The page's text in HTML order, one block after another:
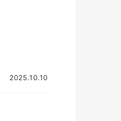
2025.10.10